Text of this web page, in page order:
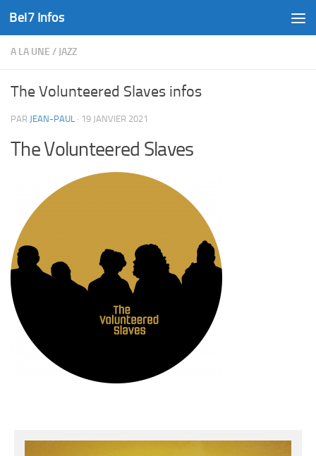
Skip to content
Bel7 Infos
A LA UNE / JAZZ
The Volunteered Slaves infos
PAR JEAN-PAUL · 19 JANVIER 2021
The Volunteered Slaves